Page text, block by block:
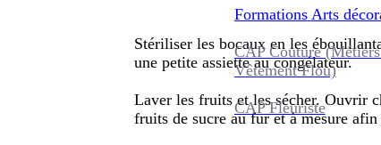
Formations Arts
CAP Couture
Vêtement Flou)
CAP Fleuriste
Stériliser les bocaux en les
une petite assiette au congélateur.
Laver les fruits et les sécher. Ouvrir
fruits de sucre au fur et à mesure